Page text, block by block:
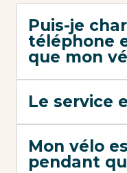
Puis-je
téléphone
que mon
Le service
Mon vélo
pendant